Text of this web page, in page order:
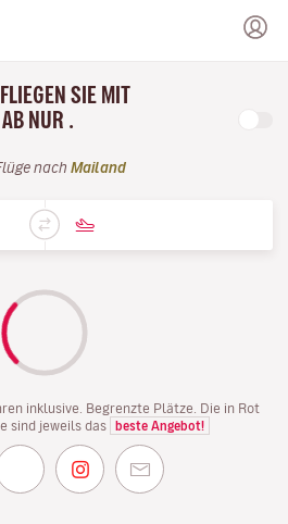
SIE MIT
NUR .
nach Mailand
inklusive. Begrenzte Plätze. Die in Rot
sind jeweils das
beste Angebot!